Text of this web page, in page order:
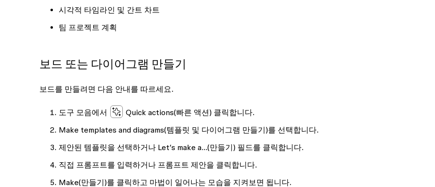
시각적 타임라인 및 간트 차트
팀 프로젝트 계획
보드 또는 다이어그램 만들기
보드를 만들려면 다음 안내를 따르세요.
도구 모음에서 Quick actions(빠른 액션) 클릭합니다.
Make templates and diagrams(템플릿 및 다이어그램 만들기)를 선택합니다.
제안된 템플릿을 선택하거나 Let’s make a…(만들기) 필드를 클릭합니다.
직접 프롬프트를 입력하거나 프롬프트 제안을 클릭합니다.
Make(만들기)를 클릭하고 마법이 일어나는 모습을 지켜보면 됩니다.